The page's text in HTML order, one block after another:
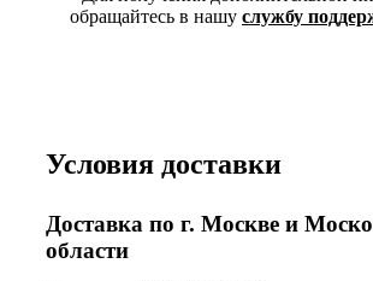
обращайтесь в нашу службу
Условия доставки
Доставка по г. Москве и
области